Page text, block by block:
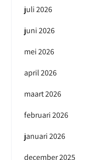
juli 2026
juni 2026
mei 2026
april 2026
maart 2026
februari 2026
januari 2026
december 2025